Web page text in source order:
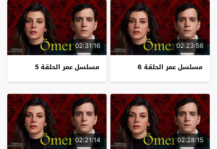
02:23:56
مسلسل عمر الحلقة 6
02:31:16
مسلسل عمر الحلقة 5
02:28:15
02:21:14